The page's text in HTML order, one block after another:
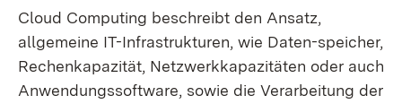
Cloud Computing beschreibt den Ansatz,
allgemeine IT-Infrastrukturen, wie Daten-speicher,
Rechenkapazität, Netzwerkkapazitäten oder auch
Anwendungssoftware, sowie die Verarbeitung der